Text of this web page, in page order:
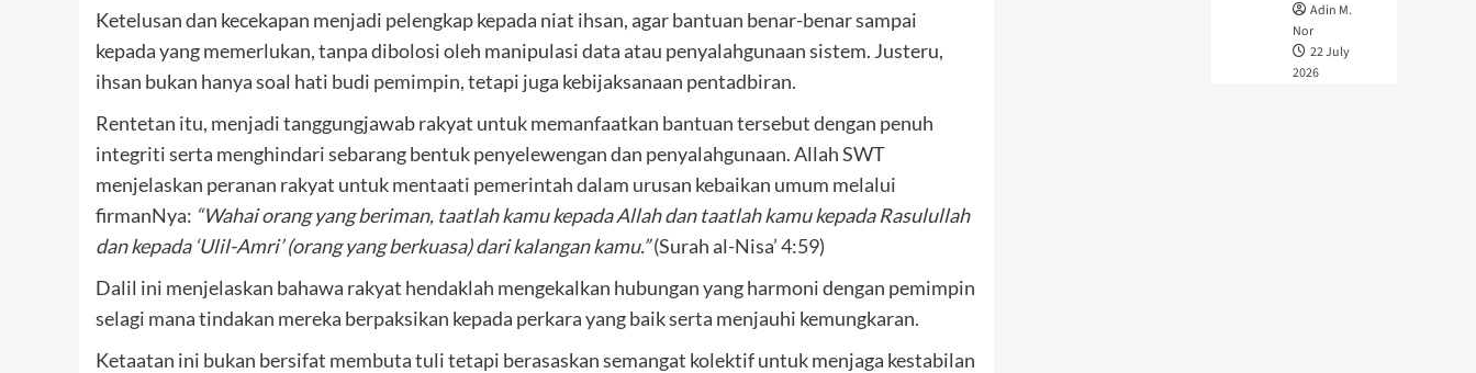
Ketelusan dan kecekapan menjadi pelengkap kepada niat ihsan, agar bantuan benar-benar sampai
kepada yang memerlukan, tanpa dibolosi oleh manipulasi data atau penyalahgunaan sistem. Justeru,
ihsan bukan hanya soal hati budi pemimpin, tetapi juga kebijaksanaan pentadbiran.
Rentetan itu, menjadi tanggungjawab rakyat untuk memanfaatkan bantuan tersebut dengan penuh
integriti serta menghindari sebarang bentuk penyelewengan dan penyalahgunaan. Allah SWT
menjelaskan peranan rakyat untuk mentaati pemerintah dalam urusan kebaikan umum melalui
firmanNya: “Wahai orang yang beriman, taatlah kamu kepada Allah dan taatlah kamu kepada Rasulullah
dan kepada ‘Ulil-Amri’ (orang yang berkuasa) dari kalangan kamu.”(Surah al-Nisa’ 4:59)
Dalil ini menjelaskan bahawa rakyat hendaklah mengekalkan hubungan yang harmoni dengan pemimpin
selagi mana tindakan mereka berpaksikan kepada perkara yang baik serta menjauhi kemungkaran.
Ketaatan ini bukan bersifat membuta tuli tetapi berasaskan semangat kolektif untuk menjaga kestabilan
Adin M.
Nor
22 July
2026